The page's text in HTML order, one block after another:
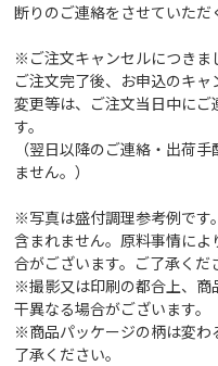
断りのご連絡をさせていただ
※ご注文キャンセルにつき
ご注文完了後、お申込のキ
変更等は、ご注文当日中にご
す。
（翌日以降のご連絡・出荷
ません。）
※写真は盛付調理参考例です
含まれません。原料事情に
合がございます。ご了承くだ
※撮影又は印刷の都合上、商
干異なる場合がございます。
※商品パッケージの柄は変わ
了承ください。